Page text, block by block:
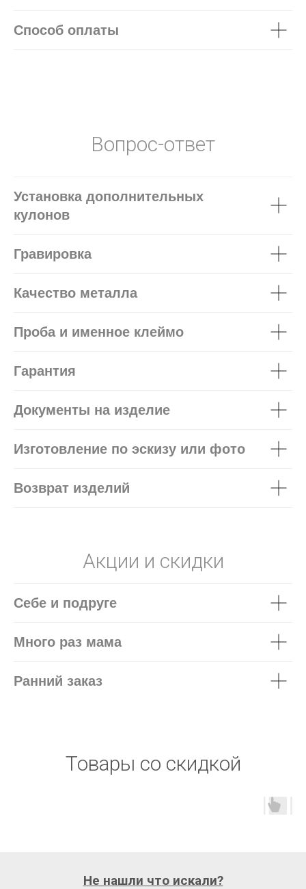
Способ оплаты
Вопрос-ответ
Установка дополнительных
кулонов
Гравировка
Качество металла
Проба и именное клеймо
Гарантия
Документы на изделие
Изготовление по эскизу или фото
Возврат изделий
Акции и скидки
Себе и подруге
Много раз мама
Ранний заказ
Товары со скидкой
Не нашли что искали?